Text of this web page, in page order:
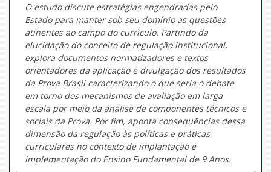
O estudo discute estratégias engendradas pelo
Estado para manter sob seu domínio as questões
atinentes ao campo do currículo. Partindo da
elucidação do conceito de regulação institucional,
explora documentos normatizadores e textos
orientadores da aplicação e divulgação dos resultados
da Prova Brasil caracterizando o que seria o debate
em torno dos mecanismos de avaliação em larga
escala por meio da análise de componentes técnicos e
sociais da Prova. Por fim, aponta consequências dessa
dimensão da regulação às políticas e práticas
curriculares no contexto de implantação e
implementação do Ensino Fundamental de 9 Anos.